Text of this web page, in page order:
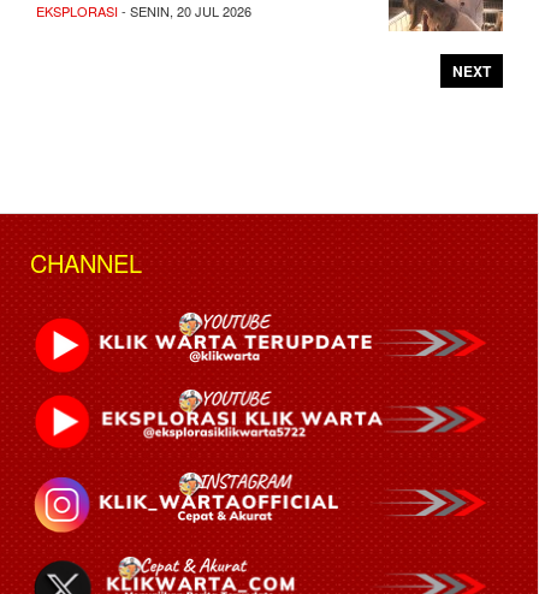
EKSPLORASI- SENIN, 20 JUL 2026
NEXT
CHANNEL